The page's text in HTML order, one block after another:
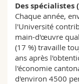
Des
Chaque année,
l'Université
main-d'œuvre
(17 %) travaille
ans après
l'économie
d'environ 4500